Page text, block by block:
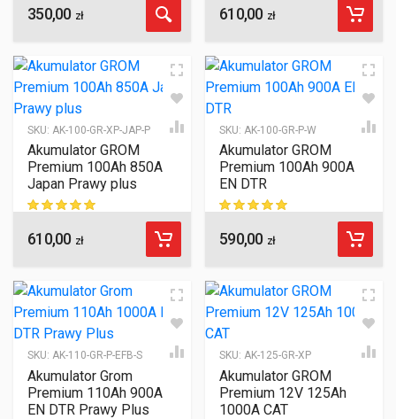
ocen klientów
350,00 zł ocen klientów
610,00 zł
SKU: AK-100-GR-XP-JAP-P
Akumulator GROM
Premium 100Ah 850A
Japan Prawy plus
ocen klientów
610,00 zł
SKU: AK-100-GR-P-W
Akumulator GROM
Premium 100Ah 900A
EN DTR
ocen klientów
590,00 zł
SKU: AK-110-GR-P-EFB-S
Akumulator Grom
Premium 110Ah 900A
EN DTR Prawy Plus
SKU: AK-125-GR-XP
Akumulator GROM
Premium 12V 125Ah
1000A CAT